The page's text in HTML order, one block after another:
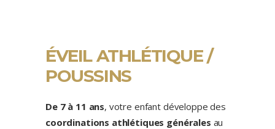
ÉVEIL ATHLÉTIQUE /
POUSSINS
De 7 à 11 ans, votre enfant développe des
coordinations athlétiques générales au